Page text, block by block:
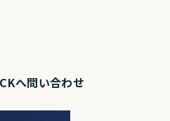
へ問い合わせ